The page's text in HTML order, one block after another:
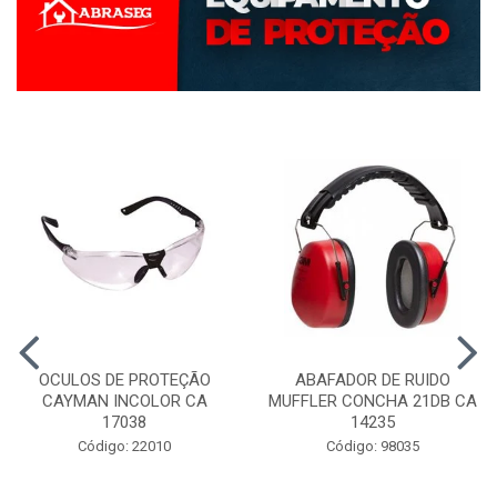
OCULOS DE PROTEÇÃO
CAYMAN INCOLOR CA
17038
Código: 22010
ABAFADOR DE RUIDO
MUFFLER CONCHA 21DB CA
14235
Código: 98035